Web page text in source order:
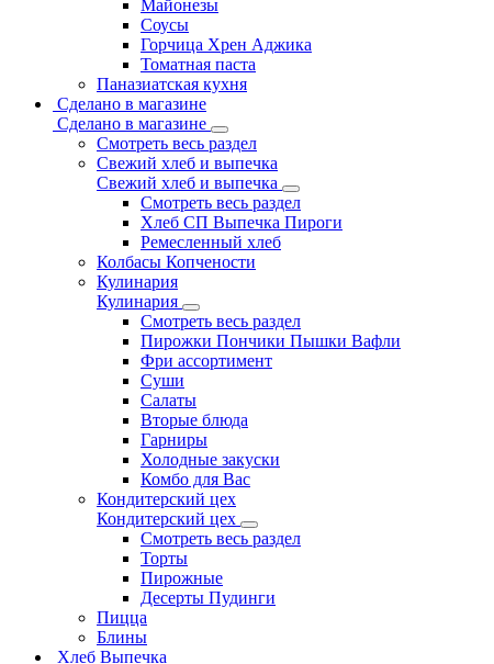
Майонезы
Соусы
Горчица Хрен Аджика
Томатная паста
Паназиатская кухня
Сделано в магазине
Сделано в магазине
Смотреть весь раздел
Свежий хлеб и выпечка
Свежий хлеб и выпечка
Смотреть весь раздел
Хлеб СП Выпечка Пироги
Ремесленный хлеб
Колбасы Копчености
Кулинария
Кулинария
Смотреть весь раздел
Пирожки Пончики Пышки Вафли
Фри ассортимент
Суши
Салаты
Вторые блюда
Гарниры
Холодные закуски
Комбо для Вас
Кондитерский цех
Кондитерский цех
Смотреть весь раздел
Торты
Пирожные
Десерты Пудинги
Пицца
Блины
Хлеб Выпечка